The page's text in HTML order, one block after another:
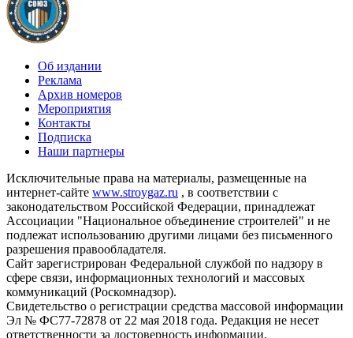
Об издании
Реклама
Архив номеров
Мероприятия
Контакты
Подписка
Наши партнеры
Исключительные права на материалы, размещенные на
интернет-сайте www.stroygaz.ru , в соответствии с
законодательством Российской Федерации, принадлежат
Ассоциации "Национальное объединение строителей" и не
подлежат использованию другими лицами без письменного
разрешения правообладателя.
Сайт зарегистрирован Федеральной службой по надзору в
сфере связи, информационных технологий и массовых
коммуникаций (Роскомнадзор).
Свидетельство о регистрации средства массовой информации
Эл № ФС77-72878 от 22 мая 2018 года. Редакция не несет
ответственности за достоверность информации,